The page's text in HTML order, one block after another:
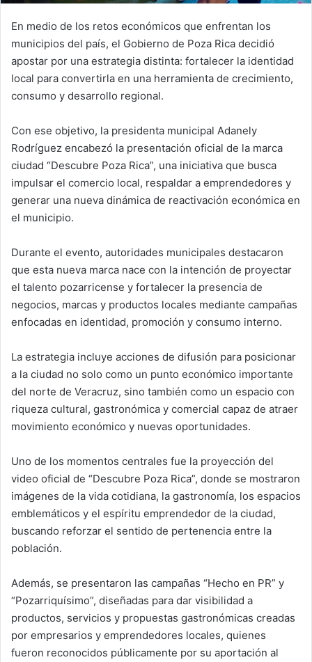
En medio de los retos económicos que enfrentan los
municipios del país, el Gobierno de Poza Rica decidió
apostar por una estrategia distinta: fortalecer la identidad
local para convertirla en una herramienta de crecimiento,
consumo y desarrollo regional.
Con ese objetivo, la presidenta municipal Adanely
Rodríguez encabezó la presentación oficial de la marca
ciudad “Descubre Poza Rica”, una iniciativa que busca
impulsar el comercio local, respaldar a emprendedores y
generar una nueva dinámica de reactivación económica en
el municipio.
Durante el evento, autoridades municipales destacaron
que esta nueva marca nace con la intención de proyectar
el talento pozarricense y fortalecer la presencia de
negocios, marcas y productos locales mediante campañas
enfocadas en identidad, promoción y consumo interno.
La estrategia incluye acciones de difusión para posicionar
a la ciudad no solo como un punto económico importante
del norte de Veracruz, sino también como un espacio con
riqueza cultural, gastronómica y comercial capaz de atraer
movimiento económico y nuevas oportunidades.
Uno de los momentos centrales fue la proyección del
video oficial de “Descubre Poza Rica”, donde se mostraron
imágenes de la vida cotidiana, la gastronomía, los espacios
emblemáticos y el espíritu emprendedor de la ciudad,
buscando reforzar el sentido de pertenencia entre la
población.
Además, se presentaron las campañas “Hecho en PR” y
“Pozarriquísimo”, diseñadas para dar visibilidad a
productos, servicios y propuestas gastronómicas creadas
por empresarios y emprendedores locales, quienes
fueron reconocidos públicamente por su aportación al